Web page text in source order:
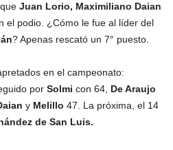
Juan Lorio, Maximiliano Daian
el podio. ¿Cómo le fue al líder del
? Apenas rescató un 7° puesto.
en el campeonato:
por Solmi con 64, De Araujo
y Melillo 47. La próxima, el 14
de San Luis.